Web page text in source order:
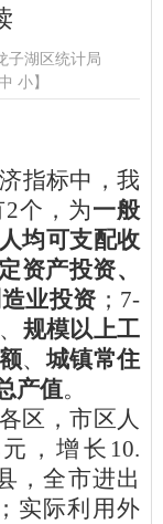
子湖区统计局
中 小】
指标中，我
2个， 为一般
均可支配收
资产投资、
业投资 ； 7-
、 规模以上工
、城镇常住
产值。
区，市区人
，增长 10.
，全市进出
；实际利用外